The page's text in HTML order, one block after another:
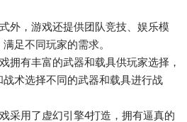
外，游戏还提供团队竞技、娱乐模
足不同玩家的需求。
拥有丰富的武器和载具供玩家选择，
术选择不同的武器和载具进行战
采用了虚幻引擎4打造，拥有逼真的